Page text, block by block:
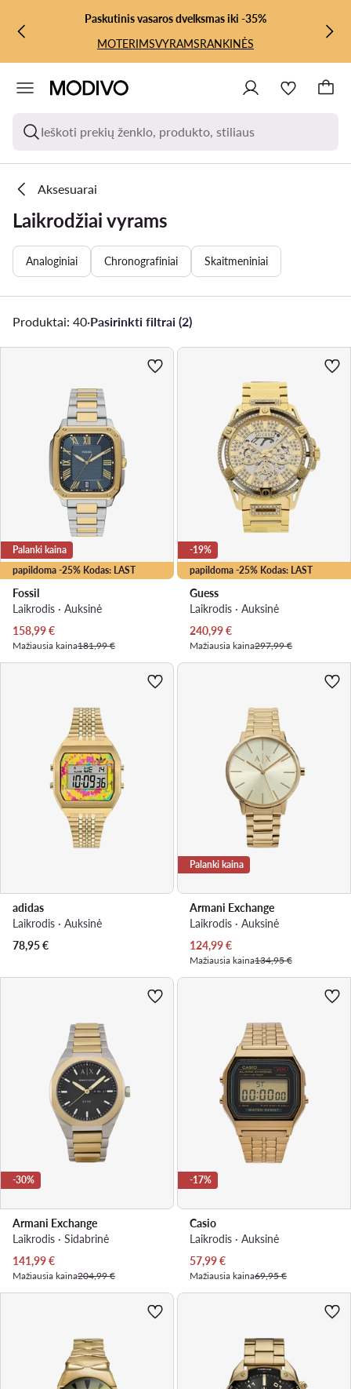
PEREITI PRIE PAGRINDINIO TURINIO
PEREITI Į PAIEŠKĄPaskutinis vasaros dvelksmas iki -35%
MOTERIMSVYRAMSRANKINĖS
Ieškoti prekių ženklo, produkto, stiliaus
Aksesuarai
Laikrodžiai vyrams
Analoginiai Chronografiniai Skaitmeniniai
Produktai: 40·Pasirinkti filtrai (2)
papildoma -25% Kodas: LAST
Palanki kaina
Fossil
Laikrodis · Auksinė
Dabartinė kaina
158,99€
Mažiausia kaina181,99 €
papildoma -25% Kodas: LAST
-19%
Guess
Laikrodis · Auksinė
Dabartinė kaina
240,99€
Mažiausia kaina297,99 €
adidas
Laikrodis · Auksinė
78,95€
Palanki kaina
Armani Exchange
Laikrodis · Auksinė
Dabartinė kaina
124,99€
Mažiausia kaina134,95 €
-30%
Armani Exchange
Laikrodis · Sidabrinė
Dabartinė kaina
141,99€
Mažiausia kaina204,99 €
-17%
Casio
Laikrodis · Auksinė
Dabartinė kaina
57,99€
Mažiausia kaina69,95 €